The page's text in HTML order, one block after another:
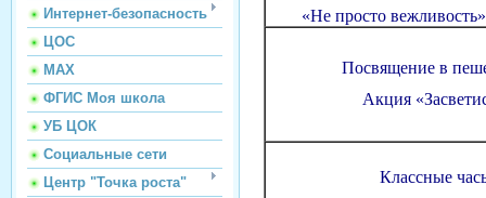
Интернет-безопасность
ЦОС
МАХ
ФГИС Моя школа
УБ ЦОК
Социальные сети
Центр "Точка роста"
«Не просто
Посвящение в
Акция
Классные